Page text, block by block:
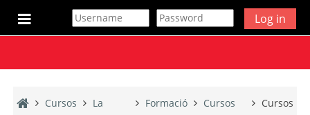
Ves al contingut principal
Panell lateral
Log in
Cursos
La
Formació
Cursos
Cursos